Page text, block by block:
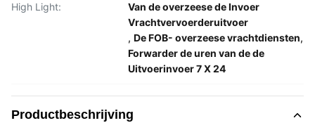
High Light:
Van de overzeese de Invoer
Vrachtvervoerderuitvoer
, De FOB- overzeese vrachtdiensten,
Forwarder de uren van de de
Uitvoerinvoer 7 X 24
Productbeschrijving